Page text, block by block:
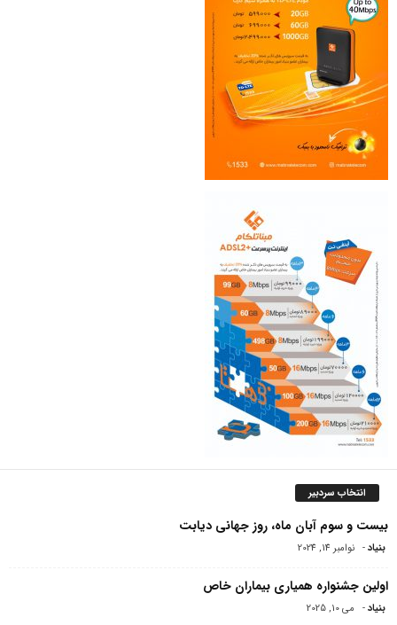
انتخاب سردبیر
بیست و سوم آبان ماه، روز جهانی دیابت
بنیاد- نوامبر 14, 2024
اولین جشنواره همیاری بیماران خاص
بنیاد- می 10, 2025